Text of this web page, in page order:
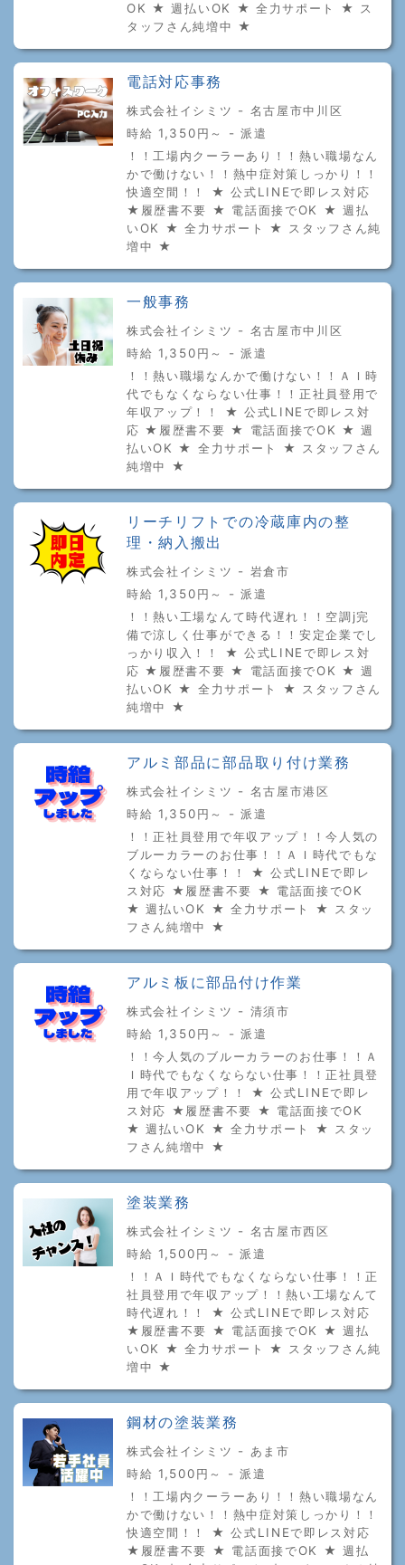
OK ★ 週払いOK ★ 全力サポート ★ ス
タッフさん純増中 ★
電話対応事務
株式会社イシミツ - 名古屋市中川区
時給 1,350円～ - 派遣
！！工場内クーラーあり！！熱い職場なん
かで働けない！！熱中症対策しっかり！！
快適空間！！ ★ 公式LINEで即レス対応
★履歴書不要 ★ 電話面接でOK ★ 週払
いOK ★ 全力サポート ★ スタッフさん純
増中 ★
一般事務
株式会社イシミツ - 名古屋市中川区
時給 1,350円～ - 派遣
！！熱い職場なんかで働けない！！ＡＩ時
代でもなくならない仕事！！正社員登用で
年収アップ！！ ★ 公式LINEで即レス対
応 ★履歴書不要 ★ 電話面接でOK ★ 週
払いOK ★ 全力サポート ★ スタッフさん
純増中 ★
リーチリフトでの冷蔵庫内の整
理・納入搬出
株式会社イシミツ - 岩倉市
時給 1,350円～ - 派遣
！！熱い工場なんて時代遅れ！！空調j完
備で涼しく仕事ができる！！安定企業でし
っかり収入！！ ★ 公式LINEで即レス対
応 ★履歴書不要 ★ 電話面接でOK ★ 週
払いOK ★ 全力サポート ★ スタッフさん
純増中 ★
アルミ部品に部品取り付け業務
株式会社イシミツ - 名古屋市港区
時給 1,350円～ - 派遣
！！正社員登用で年収アップ！！今人気の
ブルーカラーのお仕事！！ＡＩ時代でもな
くならない仕事！！ ★ 公式LINEで即レ
ス対応 ★履歴書不要 ★ 電話面接でOK
★ 週払いOK ★ 全力サポート ★ スタッ
フさん純増中 ★
アルミ板に部品付け作業
株式会社イシミツ - 清須市
時給 1,350円～ - 派遣
！！今人気のブルーカラーのお仕事！！Ａ
Ｉ時代でもなくならない仕事！！正社員登
用で年収アップ！！ ★ 公式LINEで即レ
ス対応 ★履歴書不要 ★ 電話面接でOK
★ 週払いOK ★ 全力サポート ★ スタッ
フさん純増中 ★
塗装業務
株式会社イシミツ - 名古屋市西区
時給 1,500円～ - 派遣
！！ＡＩ時代でもなくならない仕事！！正
社員登用で年収アップ！！熱い工場なんて
時代遅れ！！ ★ 公式LINEで即レス対応
★履歴書不要 ★ 電話面接でOK ★ 週払
いOK ★ 全力サポート ★ スタッフさん純
増中 ★
鋼材の塗装業務
株式会社イシミツ - あま市
時給 1,500円～ - 派遣
！！工場内クーラーあり！！熱い職場なん
かで働けない！！熱中症対策しっかり！！
快適空間！！ ★ 公式LINEで即レス対応
★履歴書不要 ★ 電話面接でOK ★ 週払